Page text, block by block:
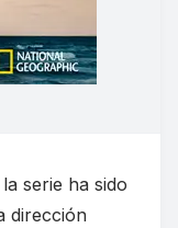
serie ha sido
dirección